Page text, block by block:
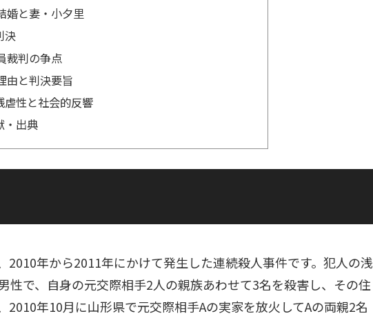
婚と妻・小夕里
決
裁判の争点
由と判決要旨
虐性と社会的反響
・出典
2010年から2011年にかけて発生した連続殺人事件です。犯人の浅
性で、自身の元交際相手2人の親族あわせて3名を殺害し、その住
2010年10月に山形県で元交際相手Aの実家を放火してAの両親2名